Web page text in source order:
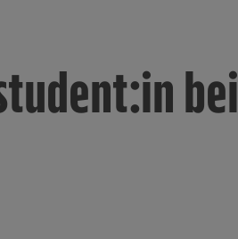
bei